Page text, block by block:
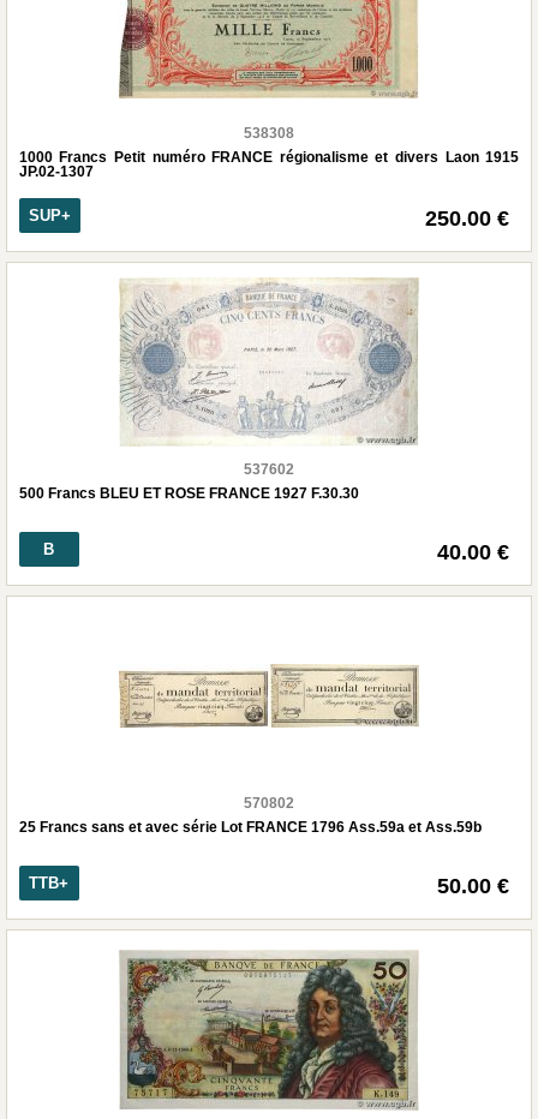
538308
1000 Francs Petit numéro FRANCE régionalisme et divers Laon 1915
JP.02-1307
SUP+ 250.00 €
537602
500 Francs BLEU ET ROSE FRANCE 1927 F.30.30
B 40.00 €
570802
25 Francs sans et avec série Lot FRANCE 1796 Ass.59a et Ass.59b
TTB+ 50.00 €